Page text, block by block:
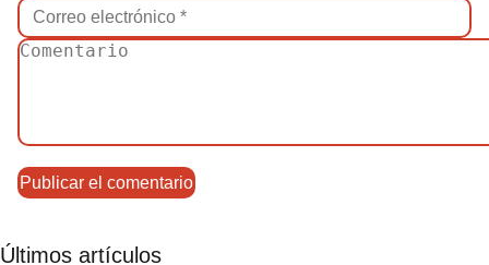
Últimos artículos